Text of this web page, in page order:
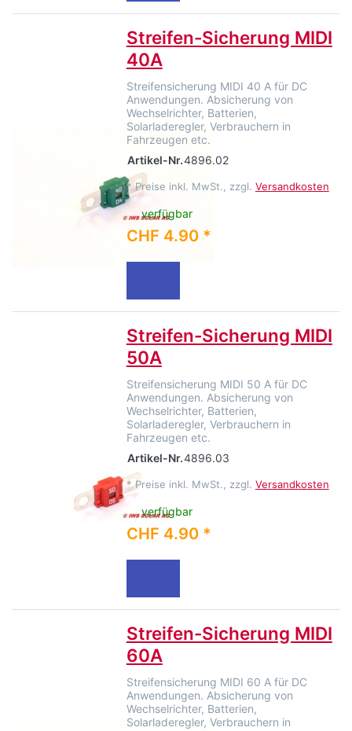
Streifen-Sicherung MIDI
40A
Streifensicherung MIDI 40 A für DC
Anwendungen. Absicherung von
Wechselrichter, Batterien,
Solarladeregler, Verbrauchern in
Fahrzeugen etc.
Artikel-Nr.4896.02
* Preise inkl. MwSt., zzgl. Versandkosten
verfügbar
CHF 4.90 *
Streifen-Sicherung MIDI
50A
Streifensicherung MIDI 50 A für DC
Anwendungen. Absicherung von
Wechselrichter, Batterien,
Solarladeregler, Verbrauchern in
Fahrzeugen etc.
Artikel-Nr.4896.03
* Preise inkl. MwSt., zzgl. Versandkosten
verfügbar
CHF 4.90 *
Streifen-Sicherung MIDI
60A
Streifensicherung MIDI 60 A für DC
Anwendungen. Absicherung von
Wechselrichter, Batterien,
Solarladeregler, Verbrauchern in